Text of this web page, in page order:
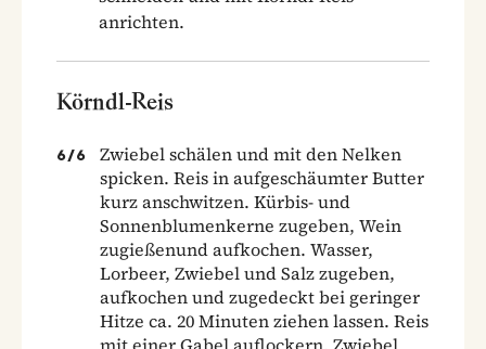
anrichten.
Körndl-Reis
6/6
Zwiebel schälen und mit den Nelken
spicken. Reis in aufgeschäumter Butter
kurz anschwitzen. Kürbis- und
Sonnenblumenkerne zugeben, Wein
zugießenund aufkochen. Wasser,
Lorbeer, Zwiebel und Salz zugeben,
aufkochen und zugedeckt bei geringer
Hitze ca. 20 Minuten ziehen lassen. Reis